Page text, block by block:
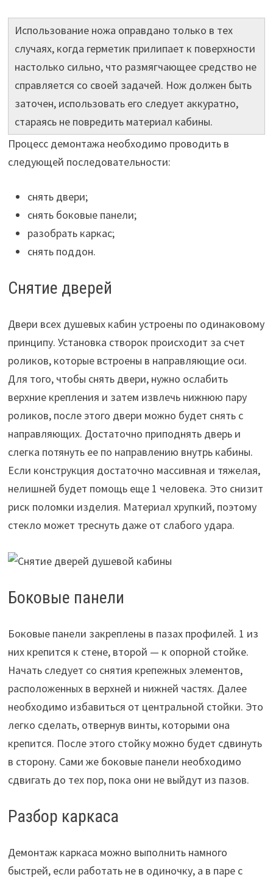
Использование ножа оправдано только в тех
случаях, когда герметик прилипает к поверхности
настолько сильно, что размягчающее средство не
справляется со своей задачей. Нож должен быть
заточен, использовать его следует аккуратно,
стараясь не повредить материал кабины.
Процесс демонтажа необходимо проводить в
следующей последовательности:
снять двери;
снять боковые панели;
разобрать каркас;
снять поддон.
Снятие дверей
Двери всех душевых кабин устроены по одинаковому
принципу. Установка створок происходит за счет
роликов, которые встроены в направляющие оси.
Для того, чтобы снять двери, нужно ослабить
верхние крепления и затем извлечь нижнюю пару
роликов, после этого двери можно будет снять с
направляющих. Достаточно приподнять дверь и
слегка потянуть ее по направлению внутрь кабины.
Если конструкция достаточно массивная и тяжелая,
нелишней будет помощь еще 1 человека. Это снизит
риск поломки изделия. Материал хрупкий, поэтому
стекло может треснуть даже от слабого удара.
Боковые панели
Боковые панели закреплены в пазах профилей. 1 из
них крепится к стене, второй — к опорной стойке.
Начать следует со снятия крепежных элементов,
расположенных в верхней и нижней частях. Далее
необходимо избавиться от центральной стойки. Это
легко сделать, отвернув винты, которыми она
крепится. После этого стойку можно будет сдвинуть
в сторону. Сами же боковые панели необходимо
сдвигать до тех пор, пока они не выйдут из пазов.
Разбор каркаса
Демонтаж каркаса можно выполнить намного
быстрей, если работать не в одиночку, а в паре с